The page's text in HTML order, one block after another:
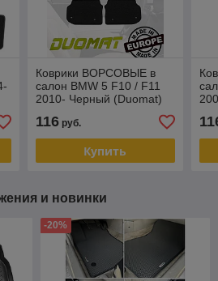
Коврики ВОРСОВЫЕ в
салон BMW 5 F10 / F11
2010- Черный (Duomat)
116руб.
Купить
и новинки
-20%